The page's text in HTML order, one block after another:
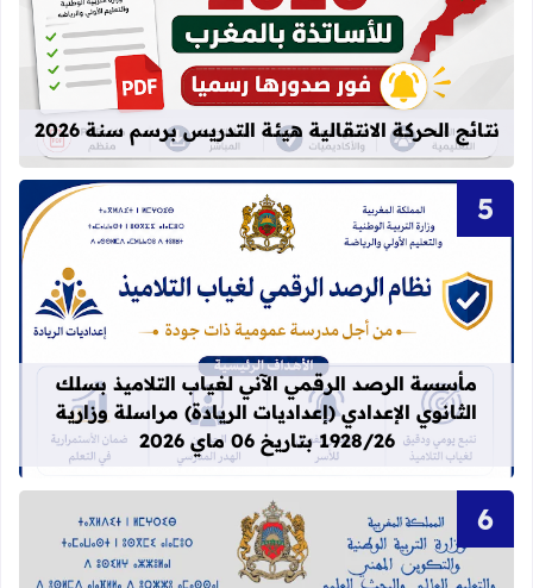
قراءة المزيد عن نتائج الحركة
نتائج الحركة الانتقالية هيئة التدريس برسم سنة 2026
قراءة المزيد عن مأسسة الرصد الرقمي الآني
مأسسة الرصد الرقمي الآني لغياب التلاميذ بسلك
الثانوي الإعدادي (إعداديات الريادة) مراسلة وزارية
1928/26 بتاريخ 06 ماي 2026